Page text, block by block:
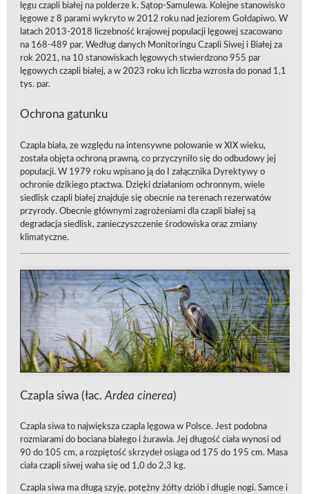
lęgu czapli białej na polderze k. Sątop-Samulewa. Kolejne stanowisko
lęgowe z 8 parami wykryto w 2012 roku nad jeziorem Gołdapiwo. W
latach 2013-2018 liczebność krajowej populacji lęgowej szacowano
na 168-489 par. Według danych Monitoringu Czapli Siwej i Białej za
rok 2021, na 10 stanowiskach lęgowych stwierdzono 955 par
lęgowych czapli białej, a w 2023 roku ich liczba wzrosła do ponad 1,1
tys. par.
Ochrona gatunku
Czapla biała, ze względu na intensywne polowanie w XIX wieku,
została objęta ochroną prawną, co przyczyniło się do odbudowy jej
populacji. W 1979 roku wpisano ją do I załącznika Dyrektywy o
ochronie dzikiego ptactwa. Dzięki działaniom ochronnym, wiele
siedlisk czapli białej znajduje się obecnie na terenach rezerwatów
przyrody​. Obecnie głównymi zagrożeniami dla czapli białej są
degradacja siedlisk, zanieczyszczenie środowiska oraz zmiany
klimatyczne.
Czapla siwa (łac. Ardea cinerea)
Czapla siwa to największa czapla lęgowa w Polsce. Jest podobna
rozmiarami do bociana białego i żurawia. Jej długość ciała wynosi od
90 do 105 cm, a rozpiętość skrzydeł osiąga od 175 do 195 cm. Masa
ciała czapli siwej waha się od 1,0 do 2,3 kg.
Czapla siwa ma długą szyję, potężny żółty dziób i długie nogi. Samce i